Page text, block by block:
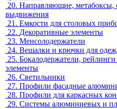
20. Направляющие, метабоксы,
выдвижения
21. Емкости для столовых
22. Декоративные элементы
23. Менсолодержатели
24. Вешалки и крючки для
25. Бокалодержатели,
элементы
26. Светильники
27. Профили фасадные
28. Профили для каркасных
29. Системы алюминиевых и